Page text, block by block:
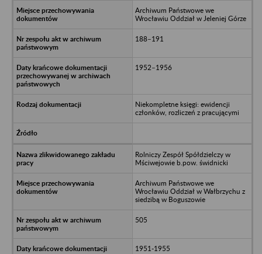
Archiwum Państwowe we
Wrocławiu Oddział w Jeleniej Górze
188–191
1952–1956
Niekompletne księgi: ewidencji
członków, rozliczeń z pracującymi
Rolniczy Zespół Spółdzielczy w
Mściwejowie b.pow. świdnicki
Archiwum Państwowe we
Wrocławiu Oddział w Wałbrzychu z
siedzibą w Boguszowie
505
1951-1955